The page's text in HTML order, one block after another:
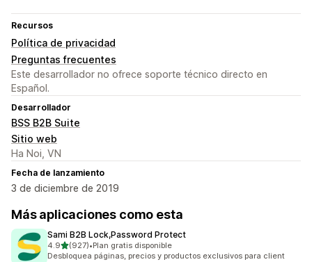
Recursos
Política de privacidad
Preguntas frecuentes
Este desarrollador no ofrece soporte técnico directo en
Español.
Desarrollador
BSS B2B Suite
Sitio web
Ha Noi, VN
Fecha de lanzamiento
3 de diciembre de 2019
Más aplicaciones como esta
Sami B2B Lock,Password Protect
4.9de 5 estrellas
(927)
927 reseñas en total
•Plan gratis disponible
Desbloquea páginas, precios y productos exclusivos para client